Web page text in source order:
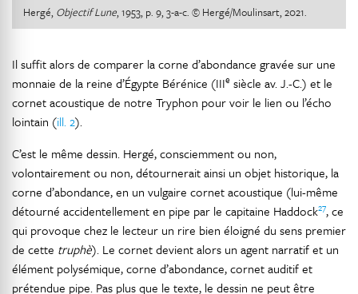
Hergé, Objectif Lune, 1953, p. 9, 3-a-c. © Hergé/Moulinsart, 2021.
Il suffit alors de comparer la corne d’abondance gravée sur une
monnaie de la reine d’Égypte Bérénice (IIIe siècle av. J.-C.) et le
cornet acoustique de notre Tryphon pour voir le lien ou l’écho
lointain (ill. 2).
C’est le même dessin. Hergé, consciemment ou non,
volontairement ou non, détournerait ainsi un objet historique, la
corne d’abondance, en un vulgaire cornet acoustique (lui-même
détourné accidentellement en pipe par le capitaine Haddock27, ce
qui provoque chez le lecteur un rire bien éloigné du sens premier
de cette truphè). Le cornet devient alors un agent narratif et un
élément polysémique, corne d’abondance, cornet auditif et
prétendue pipe. Pas plus que le texte, le dessin ne peut être